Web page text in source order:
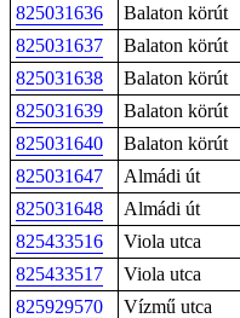
825031636
Balaton körút
825031637
Balaton körút
825031638
Balaton körút
825031639
Balaton körút
825031640
Balaton körút
825031647
Almádi út
825031648
Almádi út
825433516
Viola utca
825433517
Viola utca
825929570
Vízmű utca